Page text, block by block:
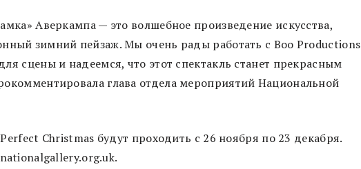
Аверкампа — это волшебное произведение искусства,
зимний пейзаж. Мы очень рады работать с Boo Productions
сцены и надеемся, что этот спектакль станет прекрасным
глава отдела мероприятий Национальной
Christmas будут проходить с 26 ноября по 23 декабря.